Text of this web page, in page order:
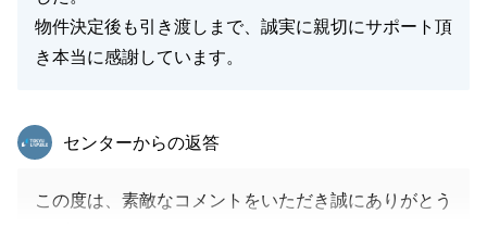
閉じる
物件決定後も引き渡しまで、誠実に親切にサポート頂
き本当に感謝しています。
東急リバブル
センターからの返答
この度は、素敵なコメントをいただき誠にありがとう